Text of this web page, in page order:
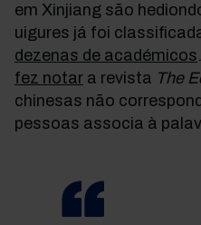
em Xinjiang são
uigures já foi
dezenas de académicos
fez notar a revista The
chinesas não
pessoas associa à